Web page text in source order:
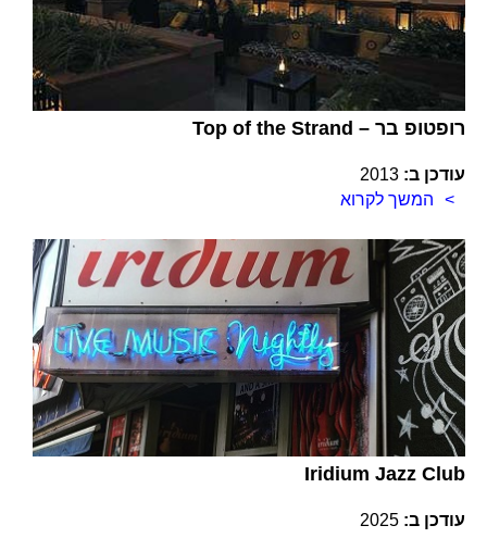
Top of the Strand – רופטופ בר
עודכן ב: 2013
המשך לקרוא
Iridium Jazz Club
עודכן ב: 2025